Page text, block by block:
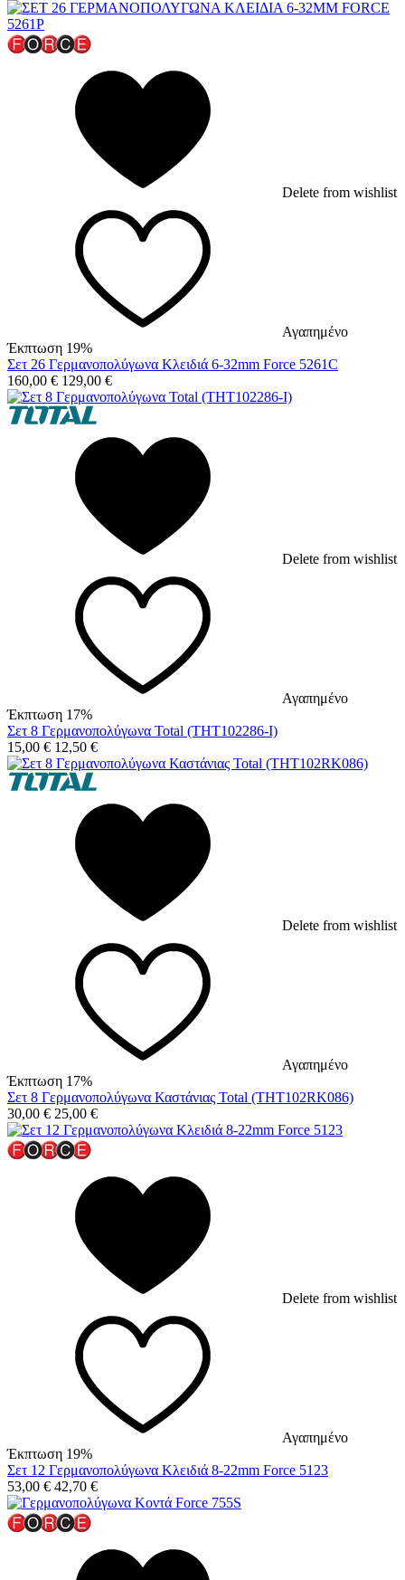
Delete from wishlist
Αγαπημένο
Έκπτωση 19%
Σετ 26 Γερμανοπολύγωνα Κλειδιά 6-32mm Force 5261C
160,00 € 129,00 €
Delete from wishlist
Αγαπημένο
Έκπτωση 17%
Σετ 8 Γερμανοπολύγωνα Total (THT102286-I)
15,00 € 12,50 €
Delete from wishlist
Αγαπημένο
Έκπτωση 17%
Σετ 8 Γερμανοπολύγωνα Καστάνιας Total (THT102RK086)
30,00 € 25,00 €
Delete from wishlist
Αγαπημένο
Έκπτωση 19%
Σετ 12 Γερμανοπολύγωνα Κλειδιά 8-22mm Force 5123
53,00 € 42,70 €